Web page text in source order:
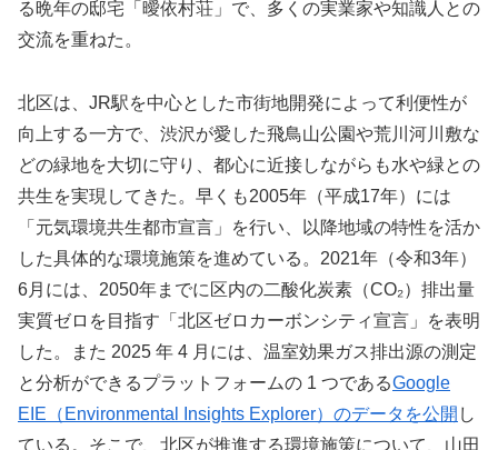
る晩年の邸宅「 曖依村荘 」で、多くの実業家や知識人との
交流を重ねた。
北区は、JR駅を中心とした市街地開発によって利便性が
向上する一方で、渋沢が愛した飛鳥山公園や荒川河川敷な
どの緑地を大切に守り、都心に近接しながらも水や緑との
共生を実現してきた。早くも2005年（平成17年）には
「元気環境共生都市宣言」を行い、以降地域の特性を活か
した具体的な環境施策を進めている。2021年（令和3年）
6月には、2050年までに区内の二酸化炭素（CO₂）排出量
実質ゼロを目指す「北区ゼロカーボンシティ宣言」を表明
した。また 2025 年 4 月には、温室効果ガス排出源の測定
と分析ができるプラットフォームの 1 つであるGoogle
EIE（Environmental Insights Explorer）のデータを公開 し
ている。そこで、北区が推進する環境施策について、山田